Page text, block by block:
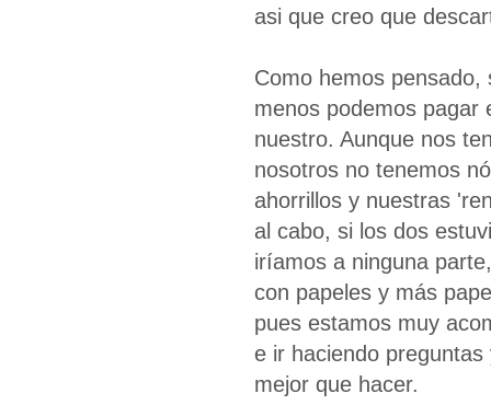
asi que creo que
Como hemos
menos podemos pagar
nuestro. Aunque nos
nosotros no tenemos
ahorrillos y nuestras
al cabo, si los dos
iríamos a ninguna
con papeles y más
pues estamos muy
e ir haciendo
mejor que hacer.